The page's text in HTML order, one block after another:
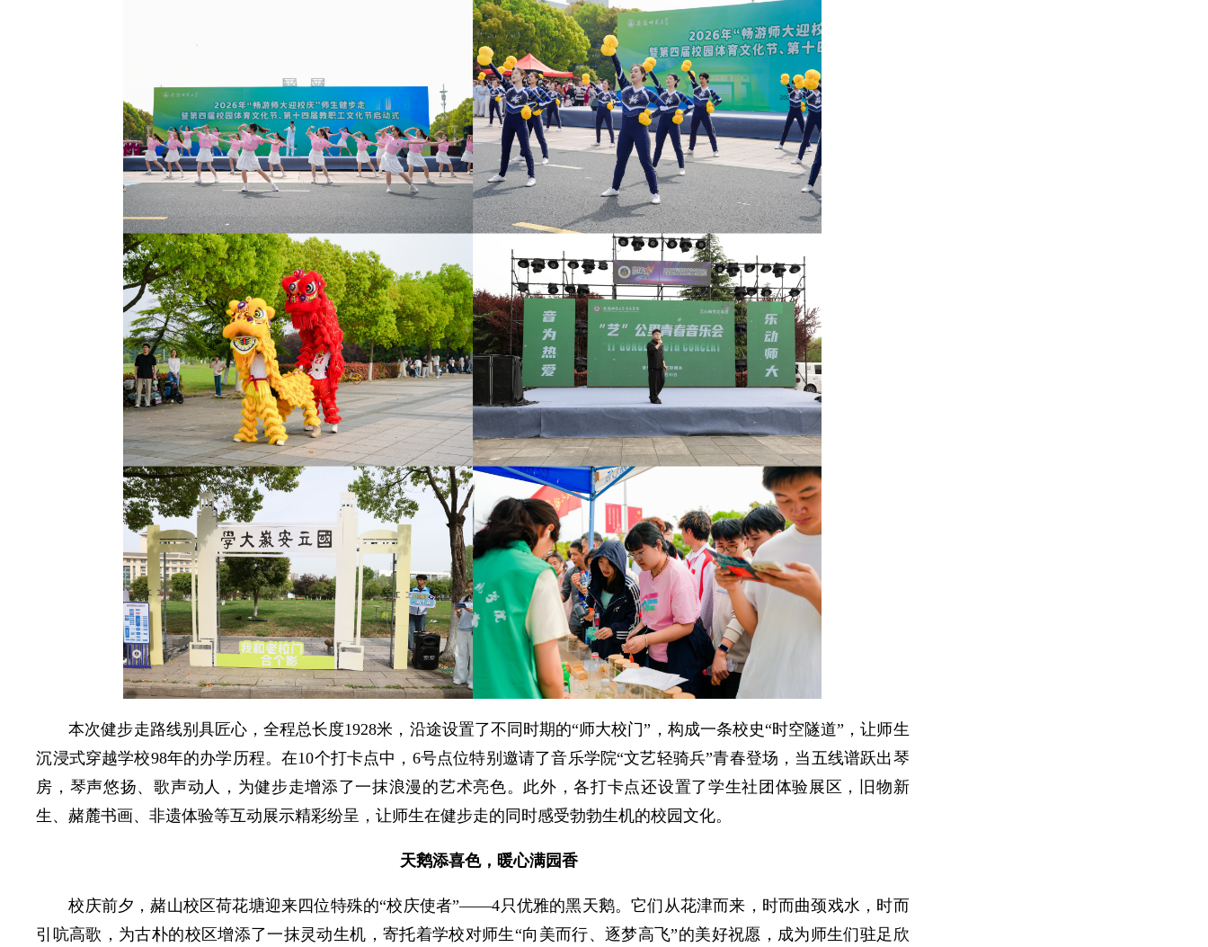
本次健步走路线别具匠心，全程总长度1928米，沿途设置了不同时期的“师大校门”，构成一条校史“时空隧道”，让师生
沉浸式穿越学校98年的办学历程。在10个打卡点中，6号点位特别邀请了音乐学院“文艺轻骑兵”青春登场，当五线谱跃出琴
房，琴声悠扬、歌声动人，为健步走增添了一抹浪漫的艺术亮色。此外，各打卡点还设置了学生社团体验展区，旧物新
生、赭麓书画、非遗体验等互动展示精彩纷呈，让师生在健步走的同时感受勃勃生机的校园文化。
天鹅添喜色，暖心满园香
校庆前夕，赭山校区荷花塘迎来四位特殊的“校庆使者”——4只优雅的黑天鹅。它们从花津而来，时而曲颈戏水，时而
引吭高歌，为古朴的校区增添了一抹灵动生机，寄托着学校对师生“向美而行、逐梦高飞”的美好祝愿，成为师生们驻足欣